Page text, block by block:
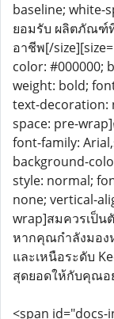
baseline; white-
ยอมรับ ผลิตภัณฑ์
อาชีพ[/
color: #000000;
weight: bold;
text-decoration:
space: pre-
font-family:
background-
style: normal;
none; vertical-
wrap]สมควรเป็น
หากคุณกำลังมอง
และเหนือระดับ
สุดยอดให้กับคุณอ
<span id="docs-